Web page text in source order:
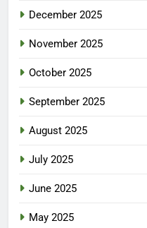
December 2025
November 2025
October 2025
September 2025
August 2025
July 2025
June 2025
May 2025